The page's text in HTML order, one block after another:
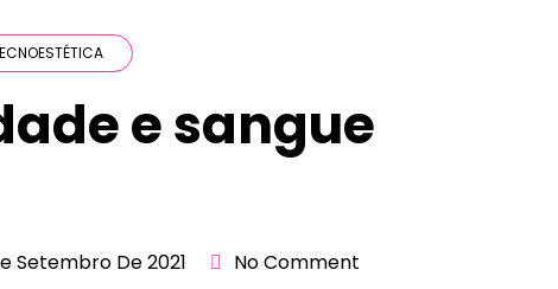
e sangue
Setembro De 2021 No Comment